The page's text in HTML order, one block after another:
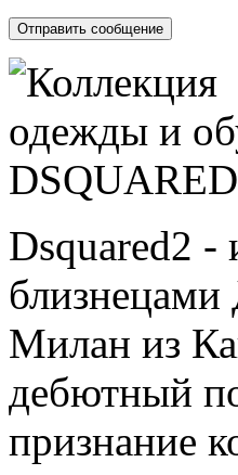
Dsquared2 -
Милан из
дебютный
признание